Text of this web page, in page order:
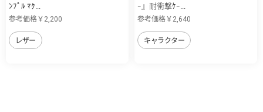
ﾝﾌﾟﾙ ﾏｸ...
参考価格￥2,200
レザー
ｰ』耐衝撃ｹｰ...
参考価格￥2,640
キャラクター